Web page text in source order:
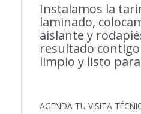
Instalamos la
laminado,
aislante y
resultado
limpio y listo
AGENDA TU VISITA